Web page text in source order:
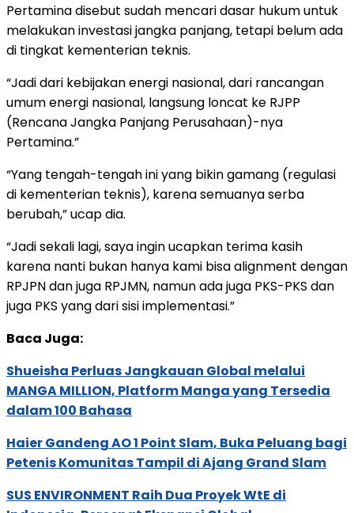
Pertamina disebut sudah mencari dasar hukum untuk
melakukan investasi jangka panjang, tetapi belum ada
di tingkat kementerian teknis.
“Jadi dari kebijakan energi nasional, dari rancangan
umum energi nasional, langsung loncat ke RJPP
(Rencana Jangka Panjang Perusahaan)-nya
Pertamina.”
“Yang tengah-tengah ini yang bikin gamang (regulasi
di kementerian teknis), karena semuanya serba
berubah,” ucap dia.
“Jadi sekali lagi, saya ingin ucapkan terima kasih
karena nanti bukan hanya kami bisa alignment dengan
RPJPN dan juga RPJMN, namun ada juga PKS-PKS dan
juga PKS yang dari sisi implementasi.”
Baca Juga:
Shueisha Perluas Jangkauan Global melalui
MANGA MILLION, Platform Manga yang Tersedia
dalam 100 Bahasa
Haier Gandeng AO 1 Point Slam, Buka Peluang bagi
Petenis Komunitas Tampil di Ajang Grand Slam
SUS ENVIRONMENT Raih Dua Proyek WtE di